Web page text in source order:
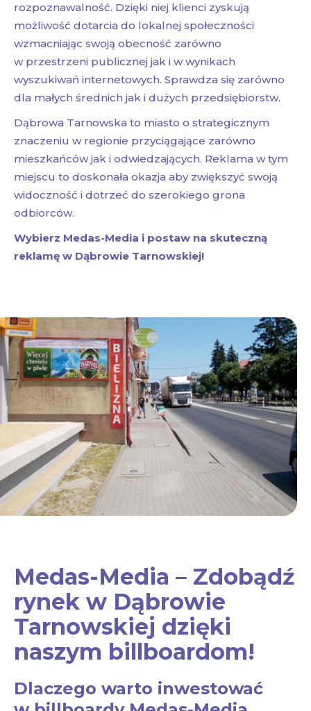
rozpoznawalność. Dzięki niej klienci zyskują
możliwość dotarcia do lokalnej społeczności
wzmacniając swoją obecność zarówno
w przestrzeni publicznej jak i w wynikach
wyszukiwań internetowych. Sprawdza się zarówno
dla małych średnich jak i dużych przedsiębiorstw.
Dąbrowa Tarnowska to miasto o strategicznym
znaczeniu w regionie przyciągające zarówno
mieszkańców jak i odwiedzających. Reklama w tym
miejscu to doskonała okazja aby zwiększyć swoją
widoczność i dotrzeć do szerokiego grona
odbiorców.
Wybierz Medas-Media i postaw na skuteczną
reklamę w Dąbrowie Tarnowskiej!
Medas-Media – Zdobądź
rynek w Dąbrowie
Tarnowskiej dzięki
naszym billboardom!
Dlaczego warto inwestować